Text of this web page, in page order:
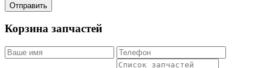
Отправить
Корзина запчастей